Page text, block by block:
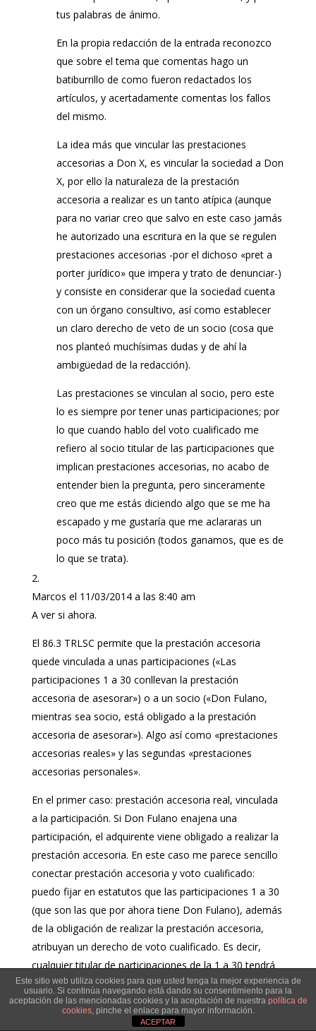
tus palabras de ánimo.
En la propia redacción de la entrada reconozco
que sobre el tema que comentas hago un
batiburrillo de como fueron redactados los
artículos, y acertadamente comentas los fallos
del mismo.
La idea más que vincular las prestaciones
accesorias a Don X, es vincular la sociedad a Don
X, por ello la naturaleza de la prestación
accesoria a realizar es un tanto atípica (aunque
para no variar creo que salvo en este caso jamás
he autorizado una escritura en la que se regulen
prestaciones accesorias -por el dichoso «pret a
porter jurídico» que impera y trato de denunciar-)
y consiste en considerar que la sociedad cuenta
con un órgano consultivo, así como establecer
un claro derecho de veto de un socio (cosa que
nos planteó muchísimas dudas y de ahí la
ambigüedad de la redacción).
Las prestaciones se vinculan al socio, pero este
lo es siempre por tener unas participaciones; por
lo que cuando hablo del voto cualificado me
refiero al socio titular de las participaciones que
implican prestaciones accesorias, no acabo de
entender bien la pregunta, pero sinceramente
creo que me estás diciendo algo que se me ha
escapado y me gustaría que me aclararas un
poco más tu posición (todos ganamos, que es de
lo que se trata).
Marcos el 11/03/2014 a las 8:40 am
A ver si ahora.
El 86.3 TRLSC permite que la prestación accesoria
quede vinculada a unas participaciones («Las
participaciones 1 a 30 conllevan la prestación
accesoria de asesorar») o a un socio («Don Fulano,
mientras sea socio, está obligado a la prestación
accesoria de asesorar»). Algo así como «prestaciones
accesorias reales» y las segundas «prestaciones
accesorias personales».
En el primer caso: prestación accesoria real, vinculada
a la participación. Si Don Fulano enajena una
participación, el adquirente viene obligado a realizar la
prestación accesoria. En este caso me parece sencillo
conectar prestación accesoria y voto cualificado:
puedo fijar en estatutos que las participaciones 1 a 30
(que son las que por ahora tiene Don Fulano), además
de la obligación de realizar la prestación accesoria,
atribuyan un derecho de voto cualificado. Es decir,
cualquier titular de participaciones de la 1 a 30 tendrá
la obligación de asesorar y la ventaja de un voto
mayor.
Este sitio web utiliza cookies para que usted tenga la mejor experiencia de
usuario. Si continúa navegando está dando su consentimiento para la
aceptación de las mencionadas cookies y la aceptación de nuestra política de
cookies, pinche el enlace para mayor información.
ACEPTAR